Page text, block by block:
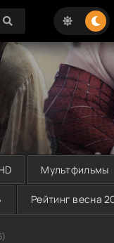
Мультфильмы
Рейтинг весна